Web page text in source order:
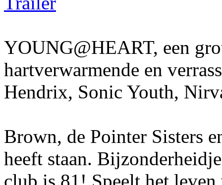
YOUNG@HEART, een
hartverwarmende en
Hendrix, Sonic Youth,
Brown, de Pointer Sisters
heeft staan.
club is 81! Speelt het